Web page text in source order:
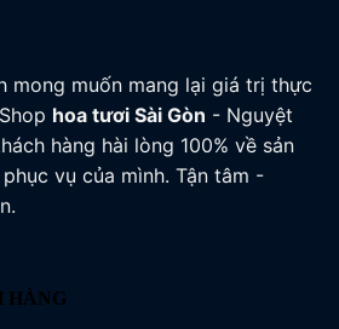
mong muốn mang lại giá trị thực
hoa tươi Sài Gòn - Nguyệt
hàng hài lòng 100% về sản
vụ của mình. Tận tâm -
HÀNG